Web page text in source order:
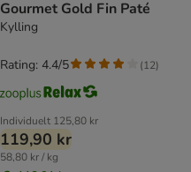
Gourmet Gold Fin Paté
Kylling
Individuelt 125,80 kr
119,90 kr
58,80 kr / kg
Rating: 4.4/5 (12)